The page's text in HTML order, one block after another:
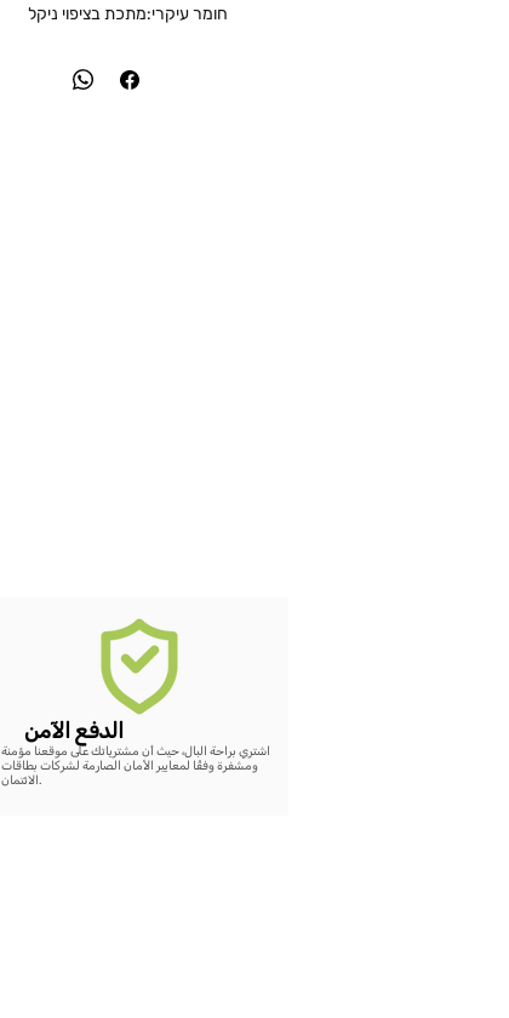
חומר עיקרי:מתכת בציפוי ניקל
الدفع الآمن
اشتري براحة البال، حيث أن مشترياتك على موقعنا مؤمنة
ومشفرة وفقًا لمعايير الأمان الصارمة لشركات بطاقات
الائتمان.